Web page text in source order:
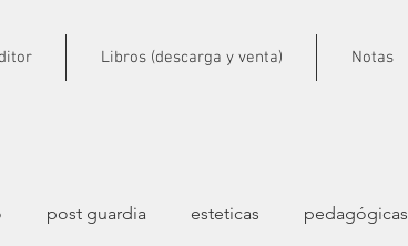
post guardia esteticas pedagógicas
Libros (descarga y venta) Notas